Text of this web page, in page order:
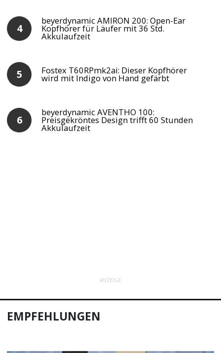
beyerdynamic AMIRON 200: Open-Ear
Kopfhörer für Läufer mit 36 Std.
Akkulaufzeit
Fostex T60RPmk2ai: Dieser Kopfhörer
wird mit Indigo von Hand gefärbt
beyerdynamic AVENTHO 100:
Preisgekröntes Design trifft 60 Stunden
Akkulaufzeit
ANZEIGE
EMPFEHLUNGEN